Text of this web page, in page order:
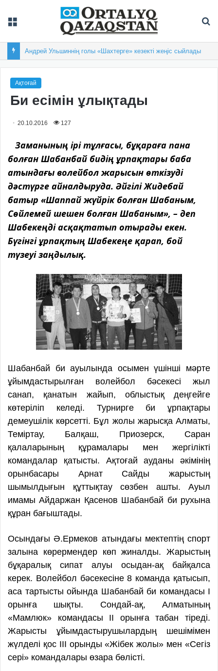
Андрей Ульшиннің голы «Шахтерге» кезекті жеңіс сыйлады
Ақтоғай
Би есімін ұлықтады
20.10.2016 127
Заманының ірі тұлғасы, бұқараға пана
болған Шабанбай бидің ұрпақтары баба
атындағы волейбол жарысын өткізуді
дәстүрге айналдыруда. Әйгілі Жидебай
батыр «Шаппай жүйрік болған Шабаным,
Сөйлемей шешен болған Шабаным», – деп
Шабекеңді асқақтатып отырады екен.
Бүгінгі ұрпақтың Шабекеңе қарап, бой
түзеуі заңдылық.
Шабанбай би ауылында осымен үшінші мәрте
ұйымдастырылған волейбол бәсекесі жыл
санап, қанатын жайып, облыстық деңгейге
көтеріліп келеді. Турнирге би ұрпақтары
демеушілік көрсетті. Бұл жолы жарысқа Алматы,
Теміртау, Балқаш, Приозерск, Саран
қалаларының құрамалары мен жергілікті
командалар қатысты. Ақтоғай ауданы әкімінің
орынбасары Арнат Сайды жарыстың
шымылдығын құттықтау сөзбен ашты. Ауыл
имамы Айдаржан Қасенов Шабанбай би рухына
құран бағыштады.
Осындағы Ә.Ермеков атындағы мектептің спорт
залына көрермендер көп жиналды. Жарыстың
бұқаралық сипат алуы осыдан-ақ байқалса
керек. Волейбол бәсекесіне 8 команда қатысып,
аса тартысты ойында Шабанбай би командасы І
орынға шықты. Сондай-ақ, Алматының
«Мамлюк» командасы ІІ орынға табан тіреді.
Жарысты ұйымдастырушылардың шешімімен
жүлделі қос ІІІ орынды «Жібек жолы» мен «Сегіз
сері» командалары өзара бөлісті.